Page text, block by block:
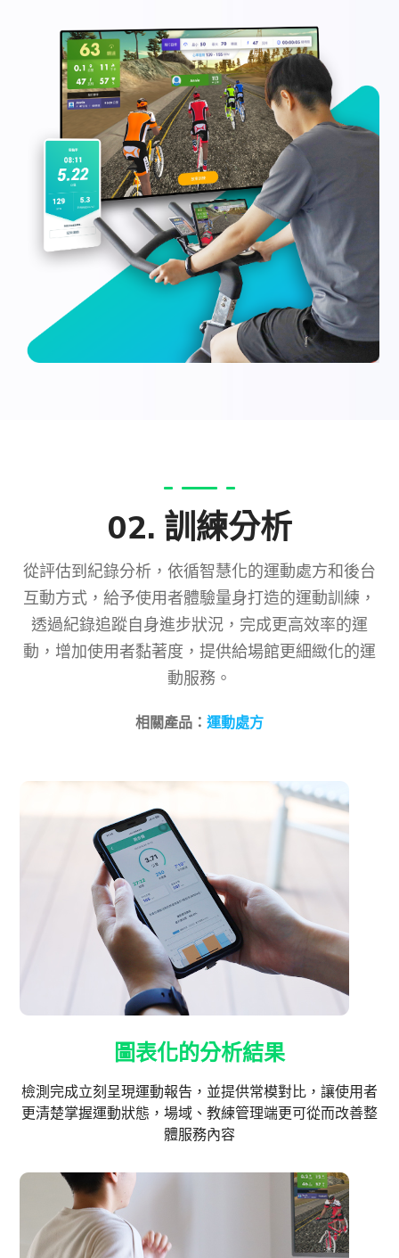
02. 訓練分析
從評估到紀錄分析，依循智慧化的運動處方和後台
互動方式，給予使用者體驗量身打造的運動訓練，
透過紀錄追蹤自身進步狀況，完成更高效率的運
動，增加使用者黏著度，提供給場館更細緻化的運
動服務。
相關產品： 運動處方
圖表化的分析結果
檢測完成立刻呈現運動報告，並提供常模對比，讓使用者
更清楚掌握運動狀態，場域、教練管理端更可從而改善整
體服務內容